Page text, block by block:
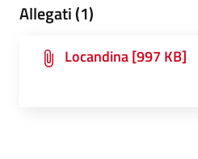
Allegati (1)
Locandina [997 KB]